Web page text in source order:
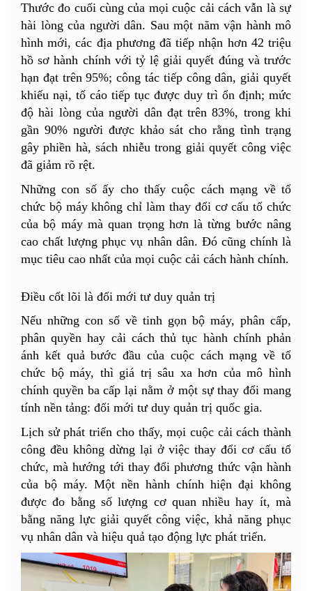
Thước đo cuối cùng của mọi cuộc cải cách vẫn là sự
hài lòng của người dân. Sau một năm vận hành mô
hình mới, các địa phương đã tiếp nhận hơn 42 triệu
hồ sơ hành chính với tỷ lệ giải quyết đúng và trước
hạn đạt trên 95%; công tác tiếp công dân, giải quyết
khiếu nại, tố cáo tiếp tục được duy trì ổn định; mức
độ hài lòng của người dân đạt trên 83%, trong khi
gần 90% người được khảo sát cho rằng tình trạng
gây phiền hà, sách nhiễu trong giải quyết công việc
đã giảm rõ rệt.
Những con số ấy cho thấy cuộc cách mạng về tổ
chức bộ máy không chỉ làm thay đổi cơ cấu tổ chức
của bộ máy mà quan trọng hơn là từng bước nâng
cao chất lượng phục vụ nhân dân. Đó cũng chính là
mục tiêu cao nhất của mọi cuộc cải cách hành chính.
Điều cốt lõi là đổi mới tư duy quản trị
Nếu những con số về tinh gọn bộ máy, phân cấp,
phân quyền hay cải cách thủ tục hành chính phản
ánh kết quả bước đầu của cuộc cách mạng về tổ
chức bộ máy, thì giá trị sâu xa hơn của mô hình
chính quyền ba cấp lại nằm ở một sự thay đổi mang
tính nền tảng: đổi mới tư duy quản trị quốc gia.
Lịch sử phát triển cho thấy, mọi cuộc cải cách thành
công đều không dừng lại ở việc thay đổi cơ cấu tổ
chức, mà hướng tới thay đổi phương thức vận hành
của bộ máy. Một nền hành chính hiện đại không
được đo bằng số lượng cơ quan nhiều hay ít, mà
bằng năng lực giải quyết công việc, khả năng phục
vụ nhân dân và hiệu quả tạo động lực phát triển.